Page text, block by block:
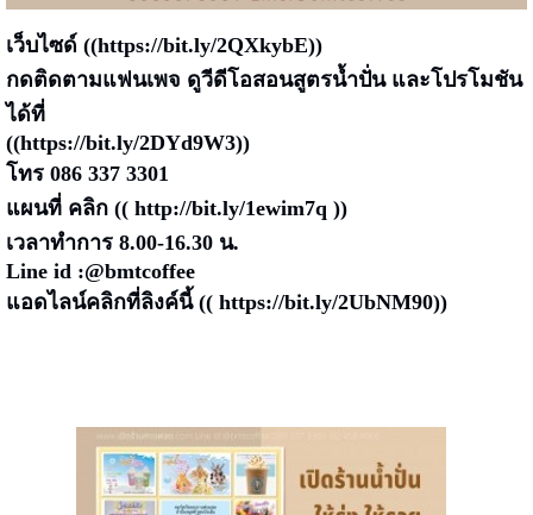
เว็บไซด์ ((https://bit.ly/2QXkybE))
กดติดตามแฟนเพจ ดูวีดีโอสอนสูตรน้ำปั่น และโปรโมชัน
ได้ที่
((https://bit.ly/2DYd9W3))
โทร 086 337 3301
แผนที่ คลิก (( http://bit.ly/1ewim7q ))
เวลาทำการ 8.00-16.30 น.
Line id :@bmtcoffee
แอดไลน์คลิกที่ลิงค์นี้ (( https://bit.ly/2UbNM90))